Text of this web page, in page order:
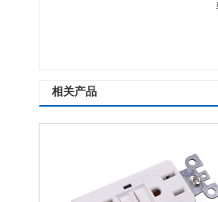
相关产品